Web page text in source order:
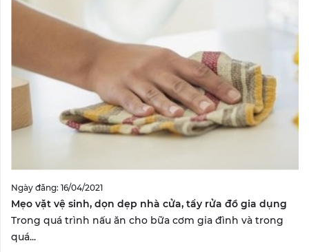
Ngày đăng: 16/04/2021
Mẹo vặt vệ sinh, dọn dẹp nhà cửa, tẩy rửa đồ gia dụng
Trong quá trình nấu ăn cho bữa cơm gia đình và trong
quá...